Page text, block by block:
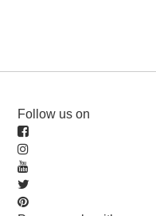
Follow us on